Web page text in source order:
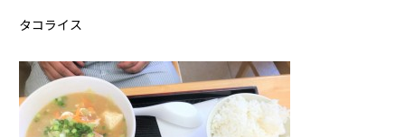
タコライス